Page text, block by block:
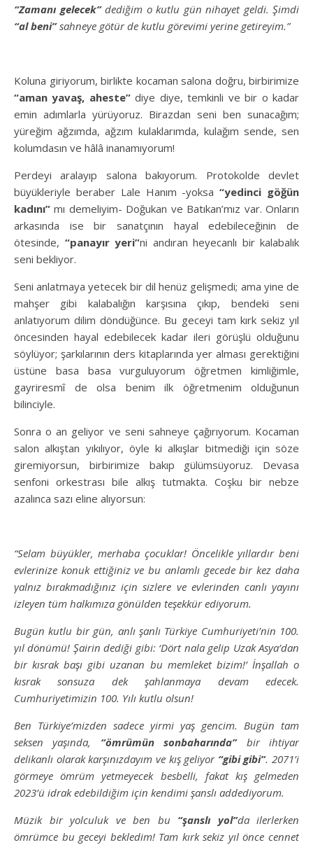
“Zamanı gelecek”dediğim o kutlu gün nihayet geldi. Şimdi
“al beni”sahneye götür de kutlu görevimi yerine getireyim.”
Koluna giriyorum, birlikte kocaman salona doğru, birbirimize
“aman yavaş, aheste”diye diye, temkinli ve bir o kadar
emin adımlarla yürüyoruz. Birazdan seni ben sunacağım;
yüreğim ağzımda, ağzım kulaklarımda, kulağım sende, sen
kolumdasın ve hâlâ inanamıyorum!
Perdeyi aralayıp salona bakıyorum. Protokolde devlet
büyükleriyle beraber Lale Hanım -yoksa“yedinci göğün
kadını” mı demeliyim- Doğukan ve Batıkan’mız var. Onların
arkasında ise bir sanatçının hayal edebileceğinin de
ötesinde, “panayır yeri”ni andıran heyecanlı bir kalabalık
seni bekliyor.
Seni anlatmaya yetecek bir dil henüz gelişmedi; ama yine de
mahşer gibi kalabalığın karşısına çıkıp, bendeki seni
anlatıyorum dilim döndüğünce. Bu geceyi tam kırk sekiz yıl
öncesinden hayal edebilecek kadar ileri görüşlü olduğunu
söylüyor; şarkılarının ders kitaplarında yer alması gerektiğini
üstüne basa basa vurguluyorum öğretmen kimliğimle,
gayriresmî de olsa benim ilk öğretmenim olduğunun
bilinciyle.
Sonra o an geliyor ve seni sahneye çağırıyorum. Kocaman
salon alkıştan yıkılıyor, öyle ki alkışlar bitmediği için söze
giremiyorsun, birbirimize bakıp gülümsüyoruz. Devasa
senfoni orkestrası bile alkış tutmakta. Coşku bir nebze
azalınca sazı eline alıyorsun:
“Selam büyükler, merhaba çocuklar! Öncelikle yıllardır beni
evlerinize konuk ettiğiniz ve bu anlamlı gecede bir kez daha
yalnız bırakmadığınız için sizlere ve evlerinden canlı yayını
izleyen tüm halkımıza gönülden teşekkür ediyorum.
Bugün kutlu bir gün, anlı şanlı Türkiye Cumhuriyeti’nin 100.
yıl dönümü! Şairin dediği gibi: ‘Dört nala gelip Uzak Asya’dan
bir kısrak başı gibi uzanan bu memleket bizim!’ İnşallah o
kısrak sonsuza dek şahlanmaya devam edecek.
Cumhuriyetimizin 100. Yılı kutlu olsun!
Ben Türkiye’mizden sadece yirmi yaş gencim. Bugün tam
seksen yaşında, “ömrümün sonbaharında”bir ihtiyar
delikanlı olarak karşınızdayım ve kış geliyor “gibi gibi”. 2071’i
görmeye ömrüm yetmeyecek besbelli, fakat kış gelmeden
2023’ü idrak edebildiğim için kendimi şanslı addediyorum.
Müzik bir yolculuk ve ben bu “şanslı yol”da ilerlerken
ömrümce bu geceyi bekledim! Tam kırk sekiz yıl önce cennet